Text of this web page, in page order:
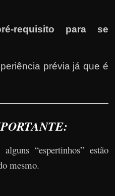
requisito para se
prévia já que é
“espertinhos” estão
mesmo.